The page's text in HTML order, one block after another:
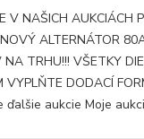
V NAŠICH AUKCIÁCH
ALTERNÁTOR
NA TRHU!!! VŠETKY
VYPLŇTE DODACÍ
ďalšie aukcie Moje